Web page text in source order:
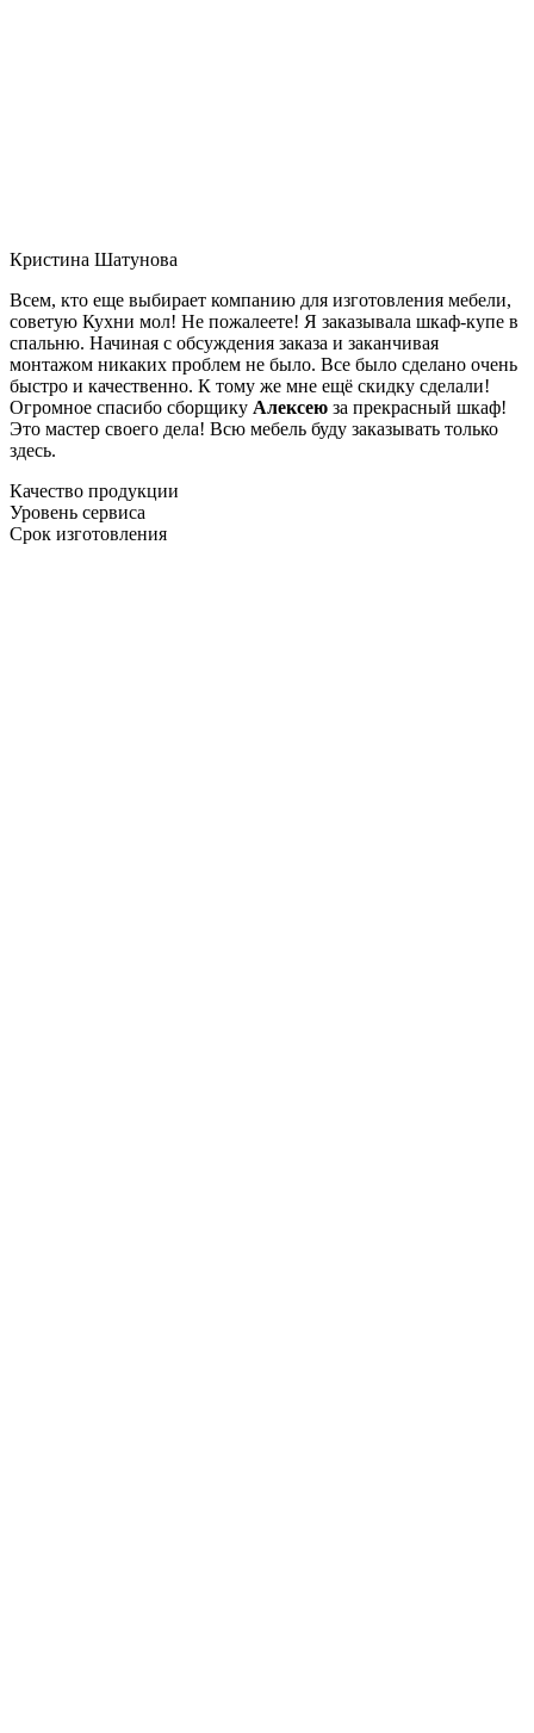
Кристина Шатунова
Всем, кто еще выбирает компанию для изготовления мебели,
советую Кухни мол! Не пожалеете! Я заказывала шкаф-купе в
спальню. Начиная с обсуждения заказа и заканчивая
монтажом никаких проблем не было. Все было сделано очень
быстро и качественно. К тому же мне ещё скидку сделали!
Огромное спасибо сборщику Алексею за прекрасный шкаф!
Это мастер своего дела! Всю мебель буду заказывать только
здесь.
Качество продукции
Уровень сервиса
Срок изготовления